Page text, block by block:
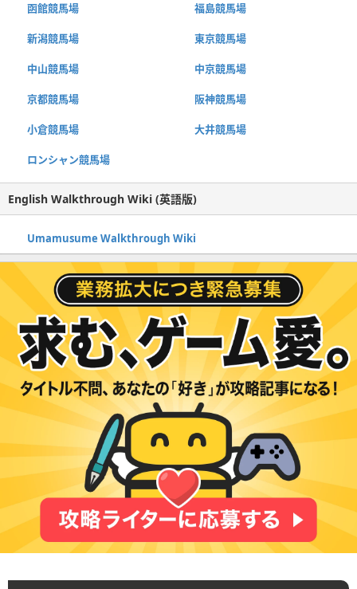
函館競馬場 福島競馬場
新潟競馬場 東京競馬場
中山競馬場 中京競馬場
京都競馬場 阪神競馬場
小倉競馬場 大井競馬場
ロンシャン競馬場
English Walkthrough Wiki (英語版)
Umamusume Walkthrough Wiki